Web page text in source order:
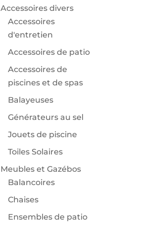
Accessoires divers
Accessoires
d'entretien
Accessoires de patio
Accessoires de
piscines et de spas
Balayeuses
Générateurs au sel
Jouets de piscine
Toiles Solaires
Meubles et Gazébos
Balancoires
Chaises
Ensembles de patio